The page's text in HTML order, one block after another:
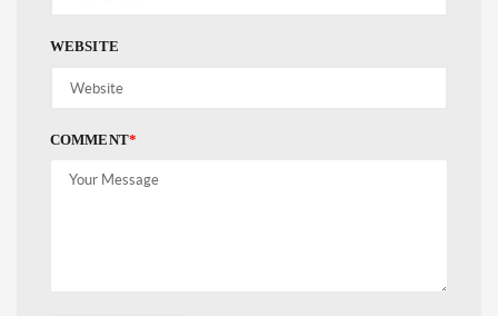
WEBSITE
COMMENT*